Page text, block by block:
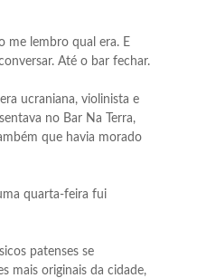
me lembro qual era. E
Até o bar fechar.
ucraniana, violinista e
no Bar Na Terra,
que havia morado
quarta-feira fui
patenses se
mais originais da cidade,